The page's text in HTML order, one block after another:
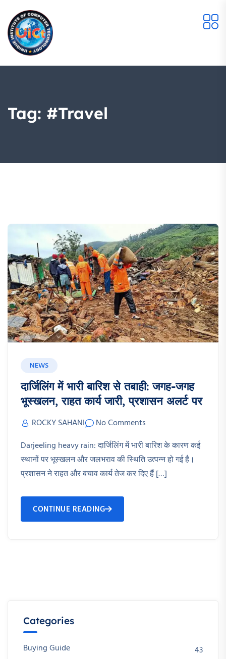
Tag: #travel
NEWS
दार्जिलिंग में भारी बारिश से तबाही: जगह-जगह
भूस्खलन, राहत कार्य जारी, प्रशासन अलर्ट पर
ROCKY SAHANI
No Comments
Darjeeling heavy rain: दार्जिलिंग में भारी बारिश के कारण कई
स्थानों पर भूस्खलन और जलभराव की स्थिति उत्पन्न हो गई है।
प्रशासन ने राहत और बचाव कार्य तेज कर दिए हैं […]
CONTINUE READING
Categories
Buying Guide
43